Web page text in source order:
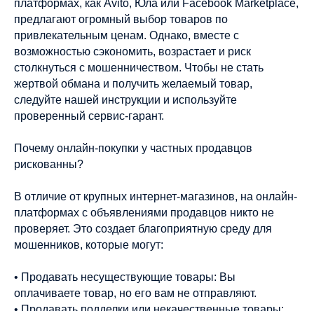
платформах, как Avito, Юла или Facebook Marketplace,
предлагают огромный выбор товаров по
привлекательным ценам. Однако, вместе с
возможностью сэкономить, возрастает и риск
столкнуться с мошенничеством. Чтобы не стать
жертвой обмана и получить желаемый товар,
следуйте нашей инструкции и используйте
проверенный сервис-гарант.
Почему онлайн-покупки у частных продавцов
рискованны?
В отличие от крупных интернет-магазинов, на онлайн-
платформах с объявлениями продавцов никто не
проверяет. Это создает благоприятную среду для
мошенников, которые могут:
• Продавать несуществующие товары: Вы
оплачиваете товар, но его вам не отправляют.